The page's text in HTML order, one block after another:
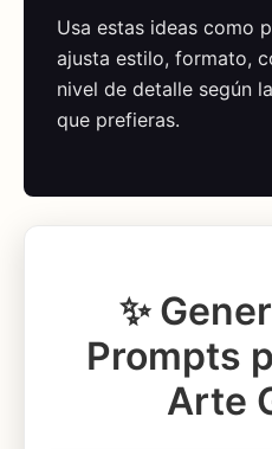
Usa estas ideas como
ajusta estilo, formato,
nivel de detalle según
que prefieras.
✨
Prompts
Arte